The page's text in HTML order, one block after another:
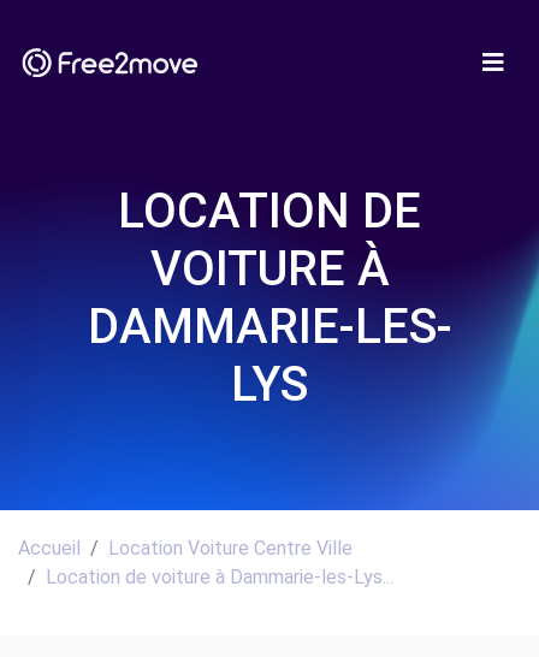
LOCATION DE
VOITURE À
DAMMARIE-LES-
LYS
Accueil
Location Voiture Centre Ville
Location de voiture à Dammarie-les-Lys...